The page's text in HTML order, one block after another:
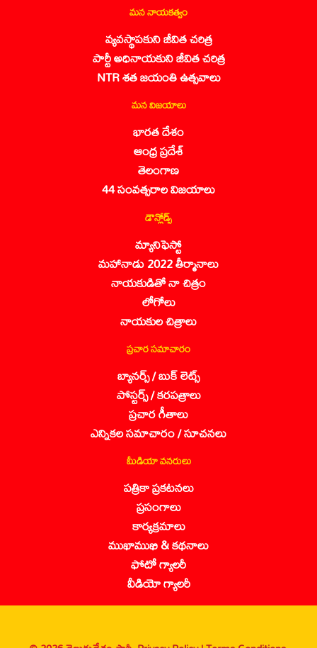
మన నాయకత్వం
వ్యవస్థాపకుని జీవిత చరిత్ర
పార్టీ అధినాయకుని జీవిత చరిత్ర
NTR శత జయంతి ఉత్సవాలు
మన విజయాలు
భారత దేశం
ఆంధ్ర ప్రదేశ్
తెలంగాణ
44 సంవత్సరాల విజయాలు
డౌన్లోడ్స్
మ్యానిఫెస్టో
మహానాడు 2022 తీర్మానాలు
నాయకుడితో నా చిత్రం
లోగోలు
నాయకుల చిత్రాలు
ప్రచార సమాచారం
బ్యానర్స్ / బుక్ లెట్స్
పోస్టర్స్ / కరపత్రాలు
ప్రచార గీతాలు
ఎన్నికల సమాచారం / సూచనలు
మీడియా వనరులు
పత్రికా ప్రకటనలు
ప్రసంగాలు
కార్యక్రమాలు
ముఖాముఖి & కథనాలు
ఫోటో గ్యాలరీ
వీడియో గ్యాలరీ